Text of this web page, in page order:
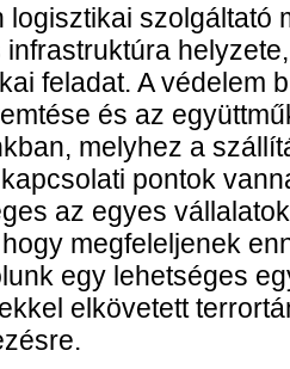
logisztikai szolgáltató
infrastruktúra
feladat. A védelem
és az
melyhez a
pontok
az egyes
megfeleljenek
egy lehetséges
elkövetett